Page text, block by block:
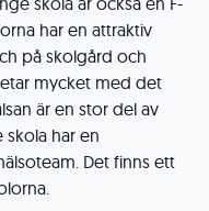
har en attraktiv
på skolgård och
mycket med det
är en stor del av
skola har en
Det finns ett